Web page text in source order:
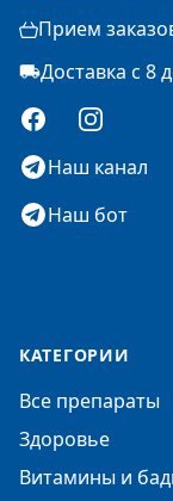
Прием
Доставка с 8
FacebookInstagram
Наш канал
Наш бот
КАТЕГОРИИ
Все препараты
Здоровье
Витамины и